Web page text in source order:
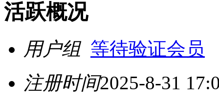
活跃概况
用户组 等待验证会员
注册时间2025-8-31